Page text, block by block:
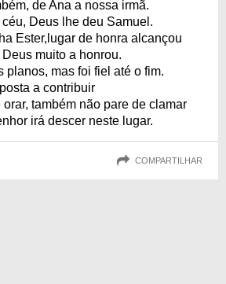
de Ana a nossa irmã.
Deus lhe deu Samuel.
Ester,lugar de honra alcançou
muito a honrou.
planos, mas foi fiel até o fim.
a contribuir
também não pare de clamar
irá descer neste lugar.
COMPARTILHAR